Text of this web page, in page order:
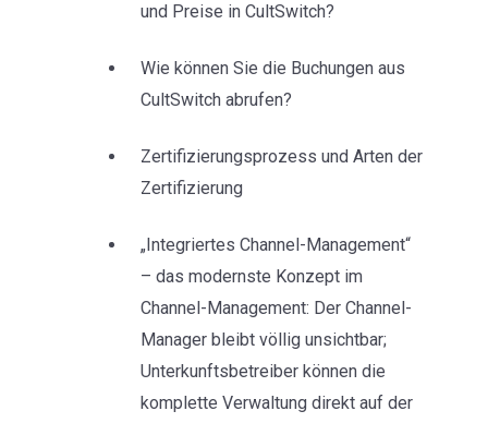
und Preise in CultSwitch?
Wie können Sie die Buchungen aus
CultSwitch abrufen?
Zertifizierungsprozess und Arten der
Zertifizierung
„Integriertes Channel-Management“
– das modernste Konzept im
Channel-Management: Der Channel-
Manager bleibt völlig unsichtbar;
Unterkunftsbetreiber können die
komplette Verwaltung direkt auf der